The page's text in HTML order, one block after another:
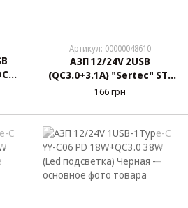
Артикул: 00000048610
АЗП 12/24V 2USB
(QC3.0+3.1A) "Sertec" ST-
223 короткая
166 грн